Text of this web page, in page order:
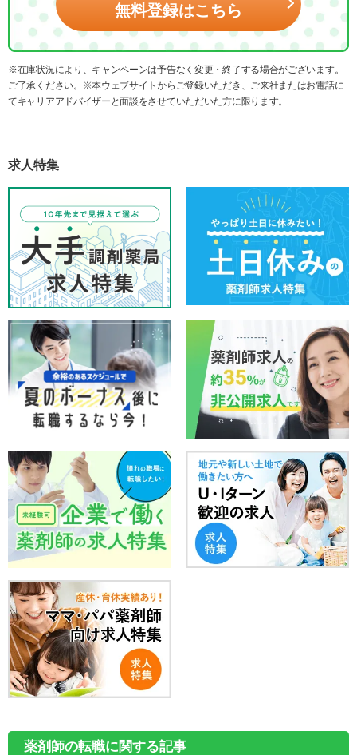
無料登録はこちら
※在庫状況により、キャンペーンは予告なく変更・終了する場合がございます。
ご了承ください。※本ウェブサイトからご登録いただき、ご来社またはお電話に
てキャリアアドバイザーと面談をさせていただいた方に限ります。
求人特集
薬剤師の転職に関する記事